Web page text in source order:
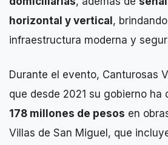
horizontal y vertical,
infraestructura moderna y
Durante el evento, Canturosas
que desde 2021 su gobierno ha
178 millones de pesos en
Villas de San Miguel, que